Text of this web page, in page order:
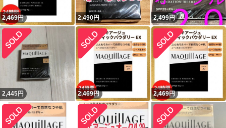
2,469円 2,490円 2,499円
2,445円 2,469円 2,469円